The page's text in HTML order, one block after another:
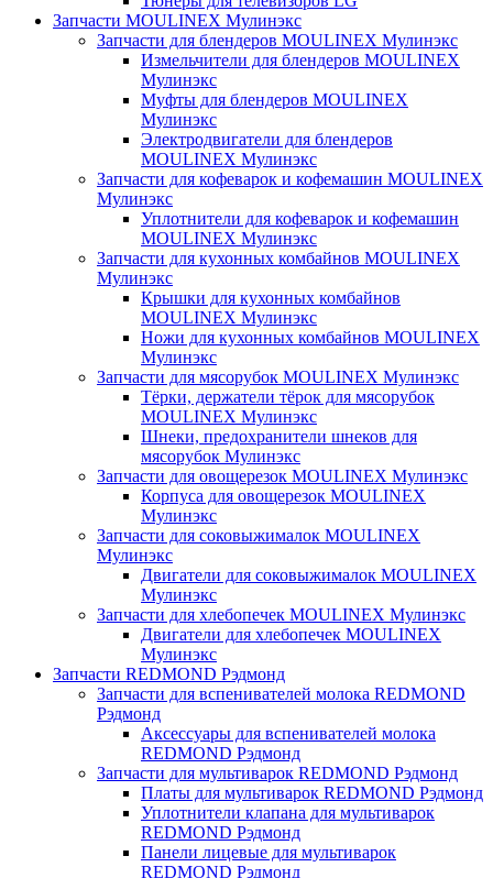
Запчасти MOULINEX Мулинэкс
Запчасти для блендеров MOULINEX Мулинэкс
Измельчители для блендеров MOULINEX
Мулинэкс
Муфты для блендеров MOULINEX
Мулинэкс
Электродвигатели для блендеров
MOULINEX Мулинэкс
Запчасти для кофеварок и кофемашин MOULINEX
Мулинэкс
Уплотнители для кофеварок и кофемашин
MOULINEX Мулинэкс
Запчасти для кухонных комбайнов MOULINEX
Мулинэкс
Крышки для кухонных комбайнов
MOULINEX Мулинэкс
Ножи для кухонных комбайнов MOULINEX
Мулинэкс
Запчасти для мясорубок MOULINEX Мулинэкс
Тёрки, держатели тёрок для мясорубок
MOULINEX Мулинэкс
Шнеки, предохранители шнеков для
мясорубок Мулинэкс
Запчасти для овощерезок MOULINEX Мулинэкс
Корпуса для овощерезок MOULINEX
Мулинэкс
Запчасти для соковыжималок MOULINEX
Мулинэкс
Двигатели для соковыжималок MOULINEX
Мулинэкс
Запчасти для хлебопечек MOULINEX Мулинэкс
Двигатели для хлебопечек MOULINEX
Мулинэкс
Запчасти REDMOND Рэдмонд
Запчасти для вспенивателей молока REDMOND
Рэдмонд
Аксессуары для вспенивателей молока
REDMOND Рэдмонд
Запчасти для мультиварок REDMOND Рэдмонд
Платы для мультиварок REDMOND Рэдмонд
Уплотнители клапана для мультиварок
REDMOND Рэдмонд
Панели лицевые для мультиварок
REDMOND Рэдмонд